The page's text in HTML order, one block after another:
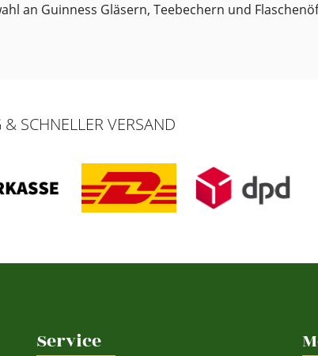
an Guinness Gläsern, Teebechern und
SCHNELLER VERSAND
Service